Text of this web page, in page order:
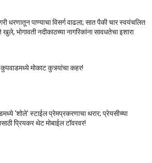
धरणातून पाण्याचा विसर्ग वाढला; सात पैकी चार स्वयंचलित
खुले, भोगावती नदीकाठच्या नागरिकांना सावधतेचा इशारा
मोकाट कुत्र्यांचा कहर!
‘शोले’ स्टाईल प्रेमप्रकरणाचा थरार; प्रेयसीच्या
प्रियकर थेट मोबाईल टॉवरवर!